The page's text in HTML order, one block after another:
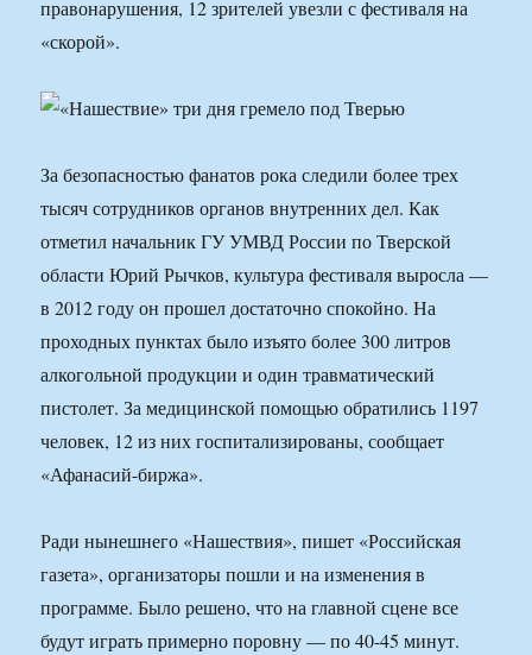
правонарушения, 12 зрителей увезли с фестиваля на
«скорой».
За безопасностью фанатов рока следили более трех
тысяч сотрудников органов внутренних дел. Как
отметил начальник ГУ УМВД России по Тверской
области Юрий Рычков, культура фестиваля выросла —
в 2012 году он прошел достаточно спокойно. На
проходных пунктах было изъято более 300 литров
алкогольной продукции и один травматический
пистолет. За медицинской помощью обратились 1197
человек, 12 из них госпитализированы, сообщает
«Афанасий-биржа».
Ради нынешнего «Нашествия», пишет «Российская
газета», организаторы пошли и на изменения в
программе. Было решено, что на главной сцене все
будут играть примерно поровну — по 40-45 минут.